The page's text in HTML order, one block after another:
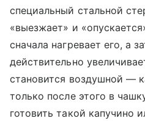
специальный стальной
«выезжает» и
сначала нагревает его, а
действительно
становится воздушной —
только после этого в
готовить такой капучино